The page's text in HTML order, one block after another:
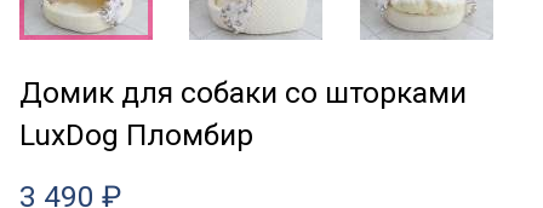
Домик для собаки со шторками
LuxDog Пломбир
3 490 ₽